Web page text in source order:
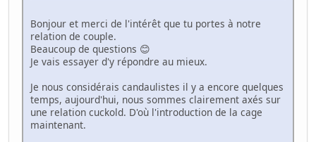
Bonjour et merci de l'intérêt que tu portes à notre
relation de couple.
Beaucoup de questions 😊
Je vais essayer d'y répondre au mieux.
Je nous considérais candaulistes il y a encore quelques
temps, aujourd'hui, nous sommes clairement axés sur
une relation cuckold. D'où l'introduction de la cage
maintenant.